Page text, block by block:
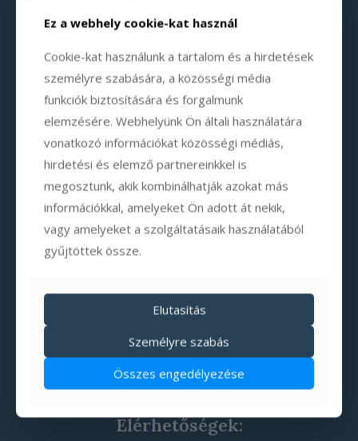
Elérhetőségek:
Ez a webhely cookie-kat használ
Cookie-kat használunk a tartalom és a hirdetések
személyre szabására, a közösségi média
funkciók biztosítására és forgalmunk
elemzésére. Webhelyünk Ön általi használatára
vonatkozó információkat közösségi médiás,
hirdetési és elemző partnereinkkel is
megosztunk, akik kombinálhatják azokat más
információkkal, amelyeket Ön adott át nekik,
vagy amelyeket a szolgáltatásaik használatából
gyűjtöttek össze.
Elutasítás
Személyre szabás
Összes engedélyezése